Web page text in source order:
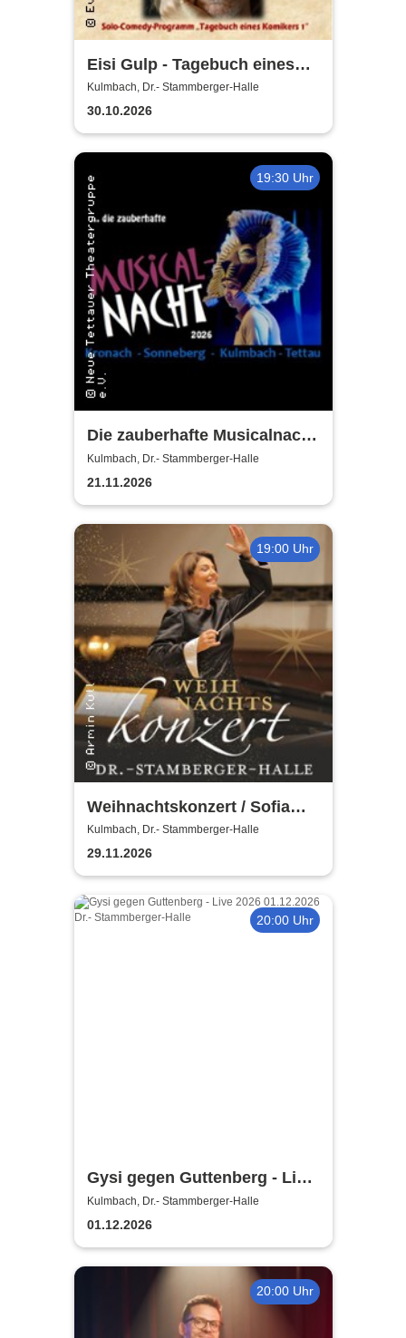
Eisi Gulp - Tagebuch eines
Komikers 1
Kulmbach, Dr.- Stammberger-Halle
30.10.2026
19:30 Uhr
Die zauberhafte Musicalnacht
- Neue Tettauer
Theatergruppe
Kulmbach, Dr.- Stammberger-Halle
21.11.2026
19:00 Uhr
Weihnachtskonzert / Sofia
Symphonics / Ljubka Biagioni
zu Guttenberg
Kulmbach, Dr.- Stammberger-Halle
29.11.2026
20:00 Uhr
Gysi gegen Guttenberg - Live
2026
Kulmbach, Dr.- Stammberger-Halle
01.12.2026
20:00 Uhr